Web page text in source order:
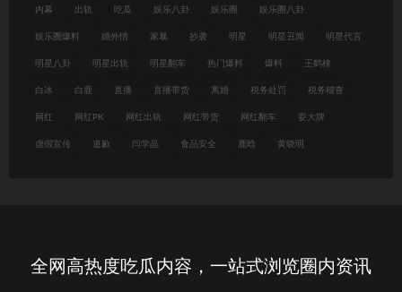
内幕 出轨 吃瓜 娱乐八卦 娱乐圈 娱乐圈八卦
娱乐圈爆料 婚外情 家暴 抄袭 明星 明星丑闻 明星代言
明星八卦 明星出轨 明星翻车 热门爆料 爆料 王鹤棣
白冰 白鹿 直播 直播带货 离婚 税务处罚 税务稽查
网红 网红PK 网红出轨 网红带货 网红翻车 耍大牌
虚假宣传 道歉 闫学晶 食品安全 鹿晗 黄晓明
全网高热度吃瓜内容，一站式浏览圈内资讯